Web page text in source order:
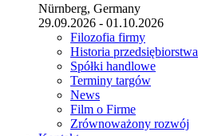
Nürnberg, Germany
29.09.2026 - 01.10.2026
Filozofia firmy
Historia przedsiębiorstwa
Spółki handlowe
Terminy targów
News
Film o Firme
Zrównoważony rozwój